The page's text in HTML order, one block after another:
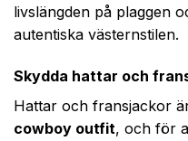
livslängden på plaggen
autentiska västernstilen.
Skydda hattar och
Hattar och fransjackor
cowboy outfit, och för